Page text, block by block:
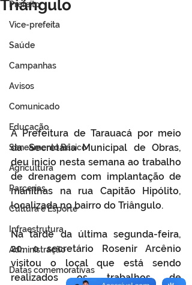
Prefeito
Vice-prefeita
Saúde
Campanhas
Avisos
Comunicado
Educação
Saneamento Básico
Agricultura
Parcerias
Cultura e Esporte
Infraestrutura
Administração
Datas comemorativas
Triângulo
A Prefeitura de Tarauacá por meio
da Secretaria Municipal de Obras,
deu inicio nesta semana ao trabalho
de drenagem com implantação de
manilhas na rua Capitão Hipólito,
localizada no bairro do Triângulo.
Na tarde da última segunda-feira,
20, o secretário Rosenir Arcênio
visitou o local que está sendo
realizados os trabalhos de